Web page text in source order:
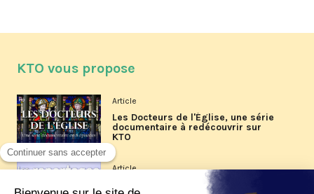
KTO vous propose
Article
Les Docteurs de l'Église, une série
documentaire à redécouvrir sur
KTO
Article
Les reportages d'été 2026 de KTO